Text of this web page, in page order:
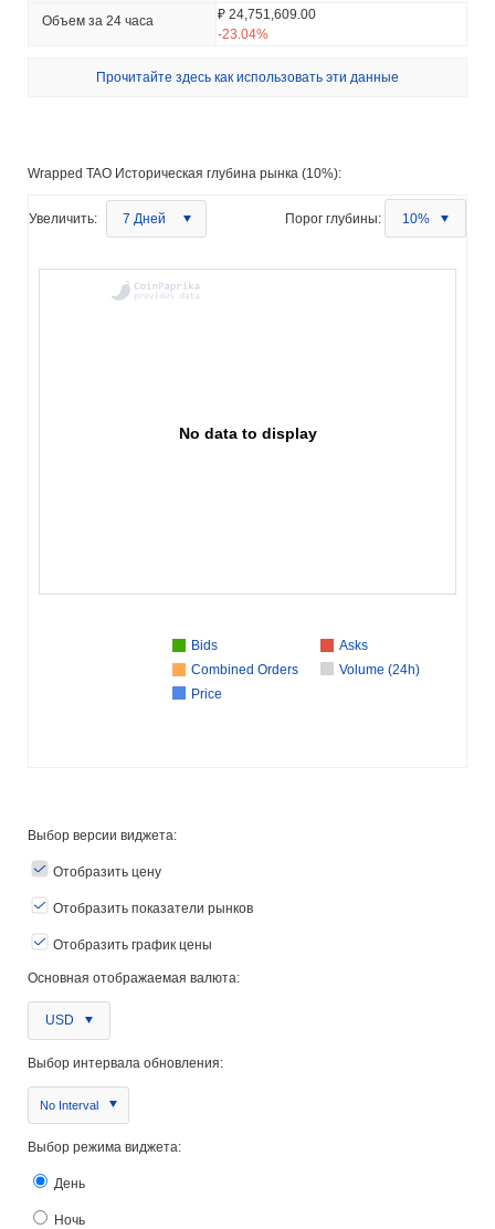
Объем за 24 часа
₽ 24,751,609.00
-23.04%
Прочитайте здесь как использовать эти данные
Wrapped TAO Историческая глубина рынка (10%):
Увеличить: 7 Дней Порог глубины: 10%
No data to display
Bids
Asks
Combined Orders
Volume (24h)
Price
Выбор версии виджета:
Отобразить цену
Отобразить показатели рынков
Отобразить график цены
Основная отображаемая валюта:
USD
Выбор интервала обновления:
No Interval
Выбор режима виджета:
День
Ночь